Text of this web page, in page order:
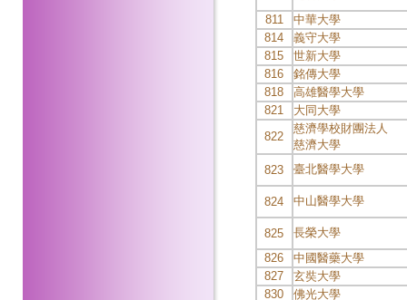
811
中華大學
814
義守大學
815
世新大學
816
銘傳大學
818
高雄醫學大學
821
大同大學
822
慈濟學校財團法人
慈濟大學
823
臺北醫學大學
824 中山醫學大學
825
長榮大學
826
中國醫藥大學
827
玄奘大學
830
佛光大學